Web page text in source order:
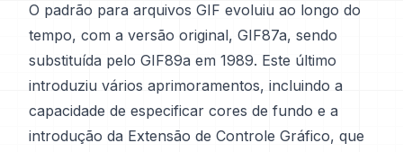
O padrão para arquivos GIF evoluiu ao longo do
tempo, com a versão original, GIF87a, sendo
substituída pelo GIF89a em 1989. Este último
introduziu vários aprimoramentos, incluindo a
capacidade de especificar cores de fundo e a
introdução da Extensão de Controle Gráfico, que